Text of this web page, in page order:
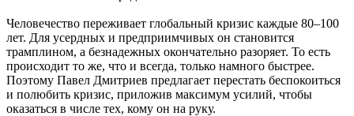
Человечество переживает глобальный кризис каждые 80–100
лет. Для усердных и предприимчивых он становится
трамплином, а безнадежных окончательно разоряет. То есть
происходит то же, что и всегда, только намного быстрее.
Поэтому Павел Дмитриев предлагает перестать беспокоиться
и полюбить кризис, приложив максимум усилий, чтобы
оказаться в числе тех, кому он на руку.